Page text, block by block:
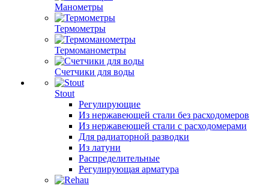
Манометры
Термометры
Термоманометры
Счетчики для воды
Stout
Регулирующие
Из нержавеющей стали без расходомеров
Из нержавеющей стали с расходомерами
Для радиаторной разводки
Из латуни
Распределительные
Регулирующая арматура